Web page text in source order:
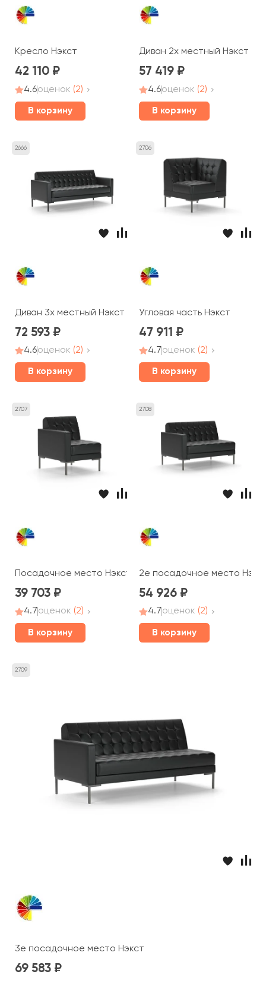
Кресло Нэкст
42 110
4.6оценок (2)
В корзину
Диван 2х местный Нэкст
57 419
4.6оценок (2)
В корзину
2666
Диван 3х местный Нэкст
72 593
4.6оценок (2)
В корзину
2706
Угловая часть Нэкст
47 911
4.7оценок (2)
В корзину
2707
Посадочное место Нэкст
39 703
4.7оценок (2)
В корзину
2708
2е посадочное место
54 926
4.7оценок (2)
В корзину
2709
3е посадочное место Нэкст
69 583